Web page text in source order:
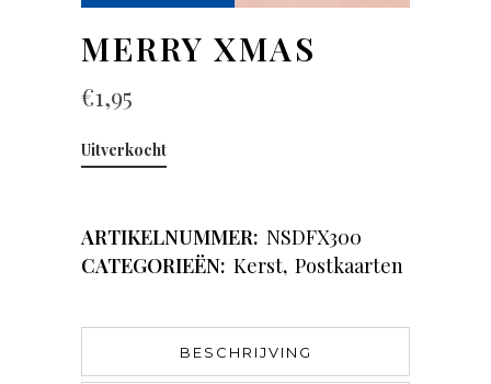
MERRY XMAS
€1,95
Uitverkocht
ARTIKELNUMMER: NSDFX300
CATEGORIEËN: Kerst, Postkaarten
BESCHRIJVING